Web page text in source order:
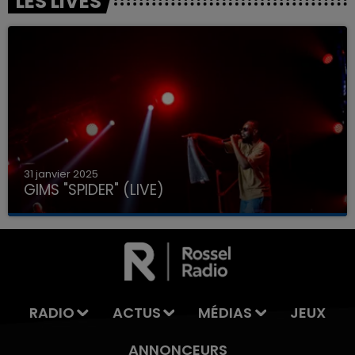
31 janvier 2025
GIMS "SPIDER" (LIVE)
RADIO ACTUS MÉDIAS
JEUX
ANNONCEURS